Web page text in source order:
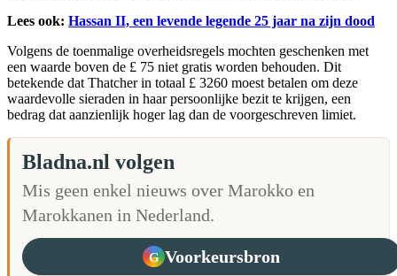
Lees ook: Hassan II, een levende legende 25 jaar na zijn dood
Volgens de toenmalige overheidsregels mochten geschenken met
een waarde boven de £ 75 niet gratis worden behouden. Dit
betekende dat Thatcher in totaal £ 3260 moest betalen om deze
waardevolle sieraden in haar persoonlijke bezit te krijgen, een
bedrag dat aanzienlijk hoger lag dan de voorgeschreven limiet.
Bladna.nl volgen
Mis geen enkel nieuws over Marokko en
Marokkanen in Nederland.
G Voorkeursbron